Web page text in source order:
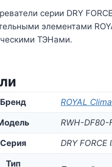
серии DRY
элементами
ТЭНами.
Бренд ROYAL Clima
RWH-DF80-
Серия DRY FORCE
Тип